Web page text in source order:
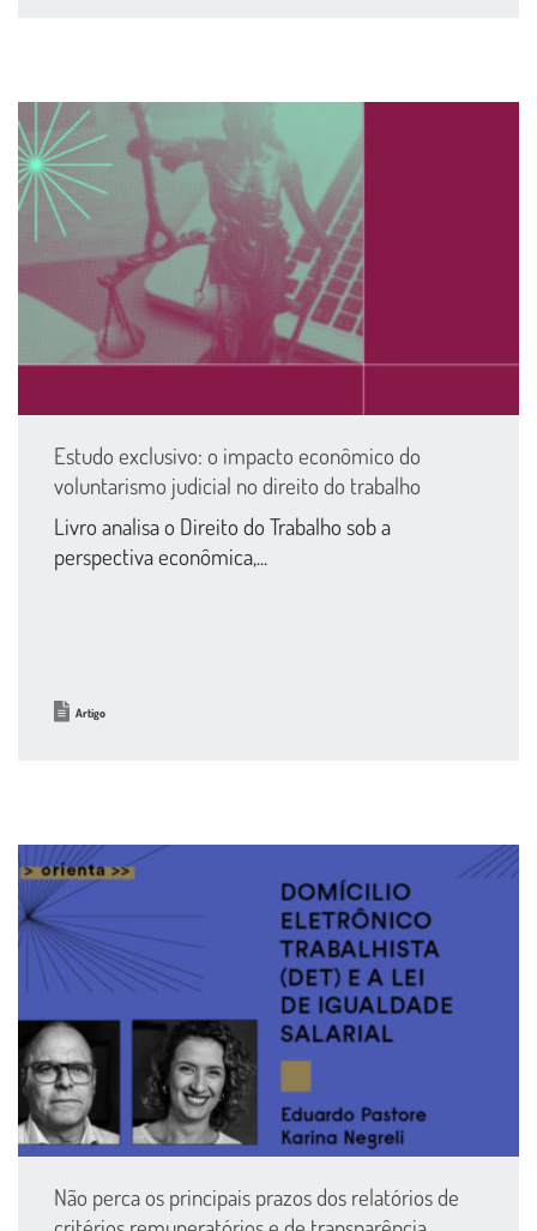
Estudo exclusivo: o impacto econômico do
voluntarismo judicial no direito do trabalho
Livro analisa o Direito do Trabalho sob a
perspectiva econômica,...
Artigo
Não perca os principais prazos dos relatórios de